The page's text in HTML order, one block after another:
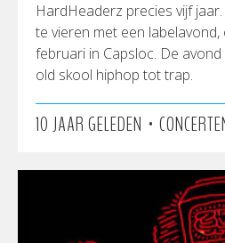
HardHeaderz precies vijf
te vieren met een
februari in Capsloc. De
old skool hiphop tot trap.
10 JAAR GELEDEN •